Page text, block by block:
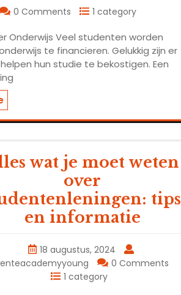
0 Comments 1 category
Onderwijs Veel studenten worden
te financieren. Gelukkig zijn er
hun studie te bekostigen. Een
wat je moet weten
over
tips
en informatie
18 augustus, 2024
0 Comments
1 category